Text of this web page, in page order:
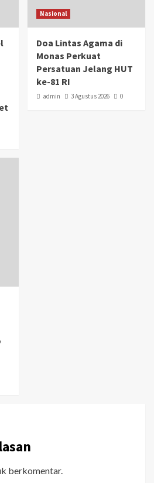
Nasional
Doa Lintas Agama di
Monas Perkuat
Persatuan Jelang HUT
ke-81 RI
admin 3 Agustus 2026 0
berkomentar.